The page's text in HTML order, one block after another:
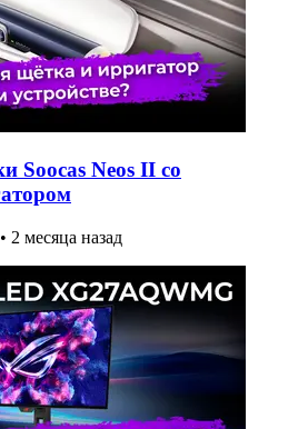
Soocas Neos II со
• 2 месяца назад